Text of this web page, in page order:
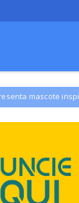
inspirado em leão